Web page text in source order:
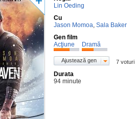
Lin Oeding
Cu
Jason Momoa, Sala Baker
Gen film
Acţiune
Dramă
Ajustează gen 7 voturi
Durata
94 minute